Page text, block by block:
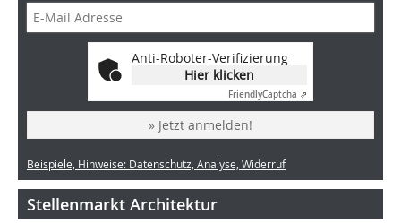
Anti-Roboter-Verifizierung
Hier klicken
FriendlyCaptcha ⇗
» Jetzt anmelden!
Beispiele, Hinweise: Datenschutz, Analyse, Widerruf
Stellenmarkt Architektur